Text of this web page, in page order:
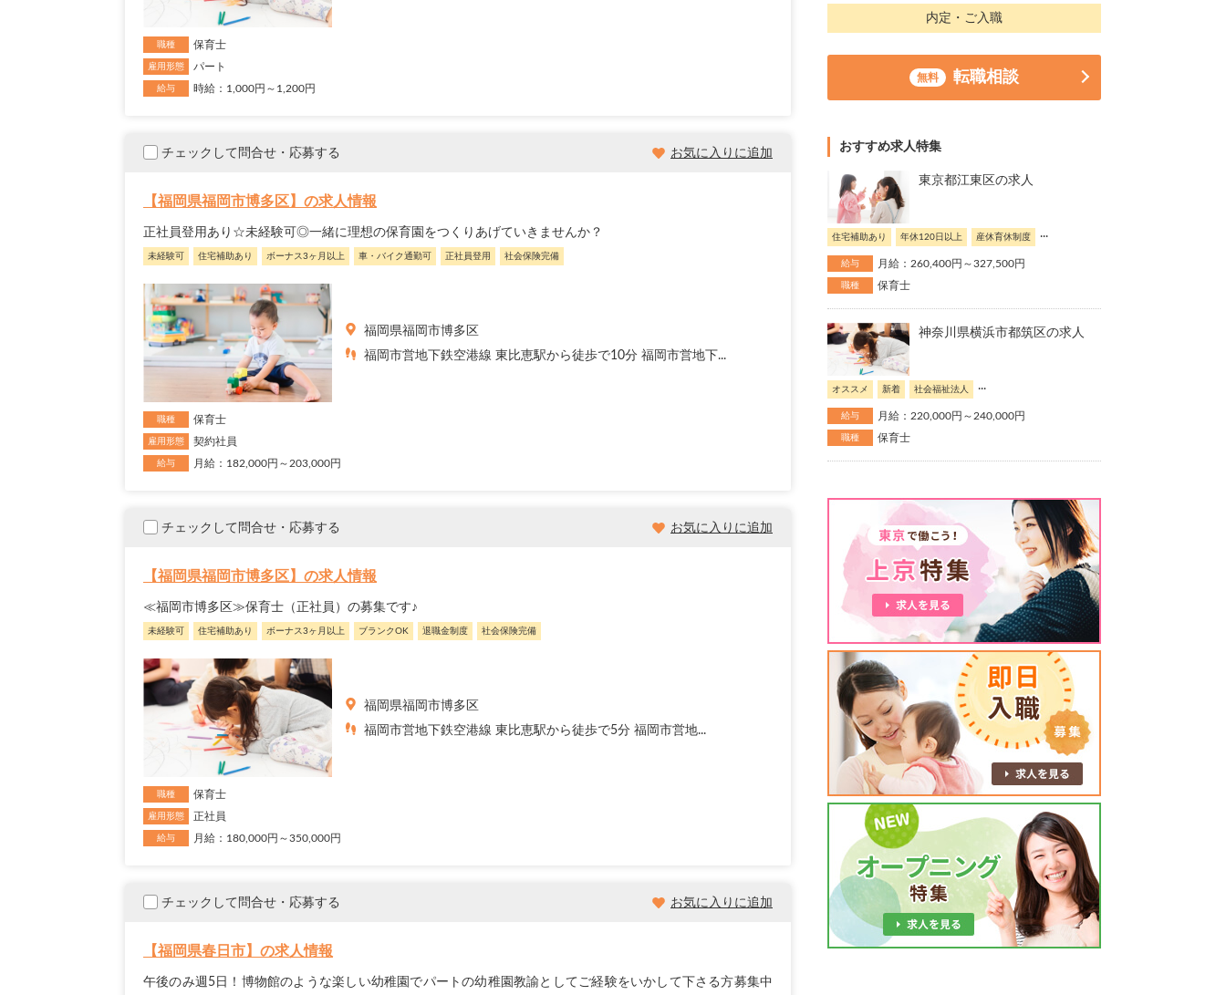
職種 保育士
雇用形態 パート
給与 時給：1,000円～1,200円
チェックして問合せ・応募する お気に入りに追加
【福岡県福岡市博多区】の求人情報
正社員登用あり☆未経験可◎一緒に理想の保育園をつくりあげていきませんか？
未経験可 住宅補助あり ボーナス3ヶ月以上 車・バイク通勤可 正社員登用 社会保険完備
福岡県福岡市博多区
福岡市営地下鉄空港線 東比恵駅から徒歩で10分 福岡市営地下...
職種 保育士
雇用形態 契約社員
給与 月給：182,000円～203,000円
チェックして問合せ・応募する お気に入りに追加
【福岡県福岡市博多区】の求人情報
≪福岡市博多区≫保育士（正社員）の募集です♪
未経験可 住宅補助あり ボーナス3ヶ月以上 ブランクOK 退職金制度 社会保険完備
福岡県福岡市博多区
福岡市営地下鉄空港線 東比恵駅から徒歩で5分 福岡市営地...
職種 保育士
雇用形態 正社員
給与 月給：180,000円～350,000円
チェックして問合せ・応募する お気に入りに追加
【福岡県春日市】の求人情報
午後のみ週5日！博物館のような楽しい幼稚園でパートの幼稚園教諭としてご経験をいかして下さる方募集中
内定・ご入職
無料 転職相談
おすすめ求人特集
東京都江東区の求人
住宅補助あり 年休120日以上 産休育休制度 ...
給与 月給：260,400円～327,500円
職種 保育士
神奈川県横浜市都筑区の求人
オススメ 新着 社会福祉法人 ...
給与 月給：220,000円～240,000円
職種 保育士